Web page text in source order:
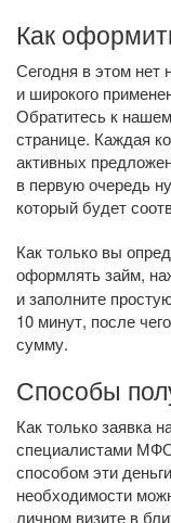
Как
Сегодня в этом нет
и широкого
Обратитесь к
странице. Каждая
активных
в первую очередь
который будет
Как только вы
оформлять займ,
и заполните
10 минут, после
сумму.
Способы
Как только заявка
специалистами
способом эти
необходимости
личном визите в